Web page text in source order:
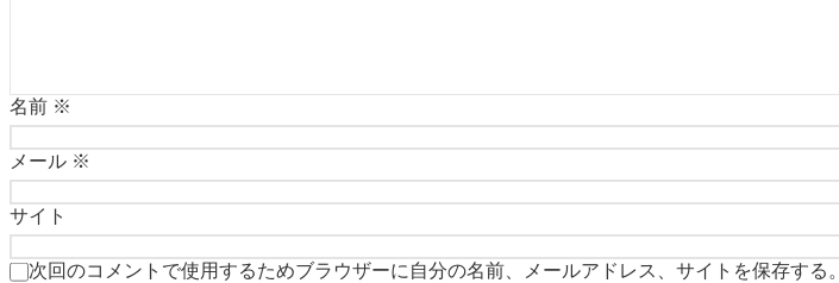
名前 ※
メール ※
サイト
次回のコメントで使用するためブラウザーに自分の名前、メールアドレス、サイトを保存する。